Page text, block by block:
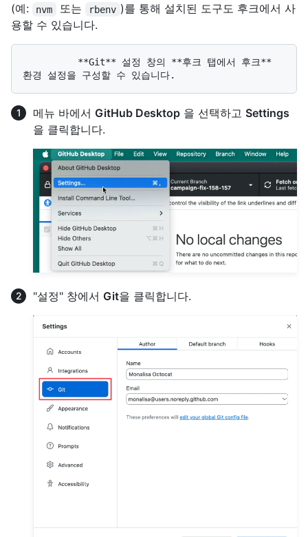
(예:
nvm 또는 rbenv )를 통해 설치된 도구도 후크에서 사
용할 수 있습니다.
메뉴 바에서 GitHub Desktop 을 선택하고 Settings
을 클릭합니다.
"설정" 창에서 Git을 클릭합니다.